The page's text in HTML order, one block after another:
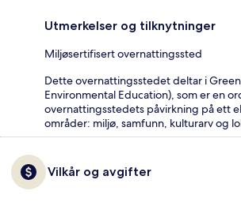
Utmerkelser og tilknytninger
Miljøsertifisert overnattingssted
Dette overnattingsstedet deltar i
Environmental Education), som er en
overnattingsstedets påvirkning på ett
områder: miljø, samfunn, kulturarv og
Vilkår og avgifter